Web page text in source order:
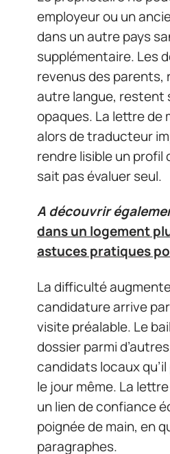
employeur ou un
dans un autre pays
supplémentaire. Les
revenus des parents,
autre langue, restent
opaques. La lettre de
alors de traducteur
rendre lisible un profil
sait pas évaluer seul.
A découvrir
dans un logement
astuces pratiques
La difficulté
candidature arrive
visite préalable. Le
dossier parmi
candidats locaux
le jour même. La
un lien de confiance
poignée de main, en
paragraphes.